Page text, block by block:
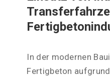
In der modernen
Fertigbeton